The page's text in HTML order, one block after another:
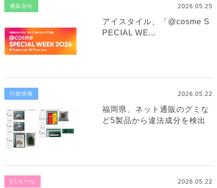
通販会社 2026.05.25
アイスタイル、「@cosme S
PECIAL WE...
行政情報 2026.05.22
福岡県、ネット通販のグミな
ど5製品から違法成分を検出
ECモール 2026.05.22